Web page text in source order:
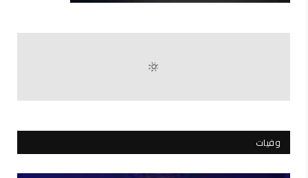
وفيات